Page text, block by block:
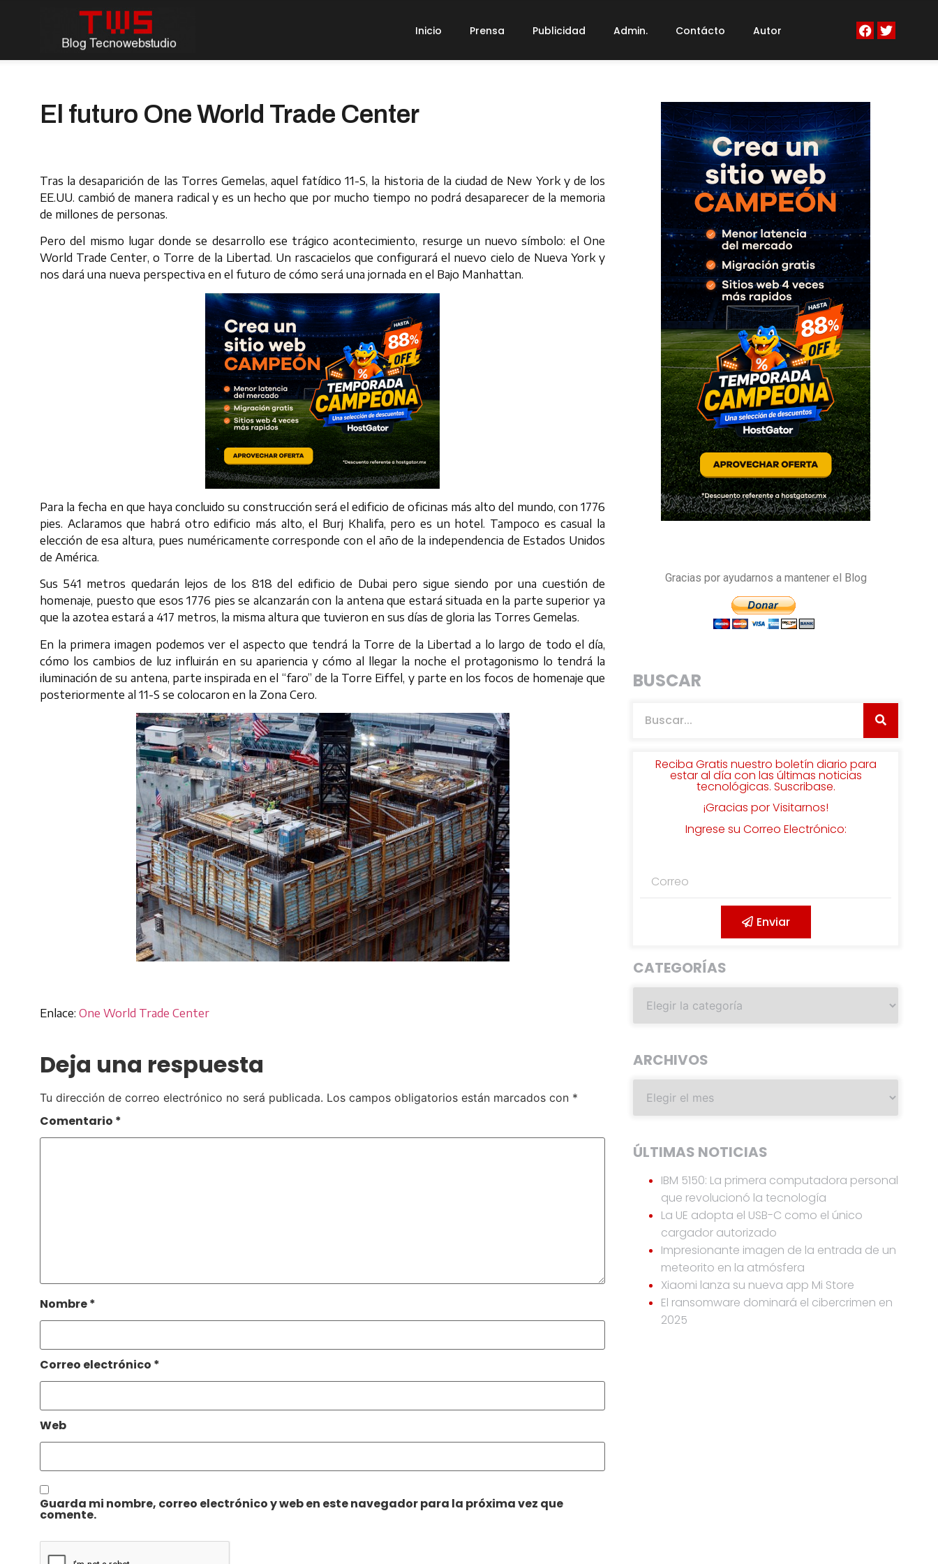
Inicio Prensa Publicidad Admin. Contácto Autor
El futuro One World Trade Center
Tras la desaparición de las Torres Gemelas, aquel fatídico 11-S, la historia de la ciudad de New York y de los
EE.UU. cambió de manera radical y es un hecho que por mucho tiempo no podrá desaparecer de la memoria
de millones de personas.
Pero del mismo lugar donde se desarrollo ese trágico acontecimiento, resurge un nuevo símbolo: el One
World Trade Center, o Torre de la Libertad. Un rascacielos que configurará el nuevo cielo de Nueva York y
nos dará una nueva perspectiva en el futuro de cómo será una jornada en el Bajo Manhattan.
Para la fecha en que haya concluido su construcción será el edificio de oficinas más alto del mundo, con 1776
pies. Aclaramos que habrá otro edificio más alto, el Burj Khalifa, pero es un hotel. Tampoco es casual la
elección de esa altura, pues numéricamente corresponde con el año de la independencia de Estados Unidos
de América.
Sus 541 metros quedarán lejos de los 818 del edificio de Dubai pero sigue siendo por una cuestión de
homenaje, puesto que esos 1776 pies se alcanzarán con la antena que estará situada en la parte superior ya
que la azotea estará a 417 metros, la misma altura que tuvieron en sus días de gloria las Torres Gemelas.
En la primera imagen podemos ver el aspecto que tendrá la Torre de la Libertad a lo largo de todo el día,
cómo los cambios de luz influirán en su apariencia y cómo al llegar la noche el protagonismo lo tendrá la
iluminación de su antena, parte inspirada en el “faro” de la Torre Eiffel, y parte en los focos de homenaje que
posteriormente al 11-S se colocaron en la Zona Cero.
Enlace: One World Trade Center
Deja una respuesta
Tu dirección de correo electrónico no será publicada. Los campos obligatorios están marcados con *
Comentario *
Nombre*
Correo electrónico *
Web
Guarda mi nombre, correo electrónico y web en este navegador para la próxima vez que
comente.
Gracias por ayudarnos a mantener el Blog
BUSCAR
Reciba Gratis nuestro boletín diario para
estar al día con las últimas noticias
tecnológicas. Suscribase.
¡Gracias por Visitarnos!
Ingrese su Correo Electrónico:
Enviar
CATEGORÍAS
ARCHIVOS
ÚLTIMAS NOTICIAS
IBM 5150: La primera computadora personal
que revolucionó la tecnología
La UE adopta el USB-C como el único
cargador autorizado
Impresionante imagen de la entrada de un
meteorito en la atmósfera
Xiaomi lanza su nueva app Mi Store
El ransomware dominará el cibercrimen en
2025